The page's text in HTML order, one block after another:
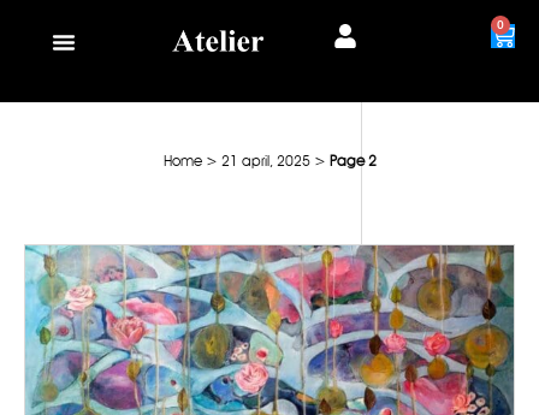
0
Home> 21 april, 2025> Page 2